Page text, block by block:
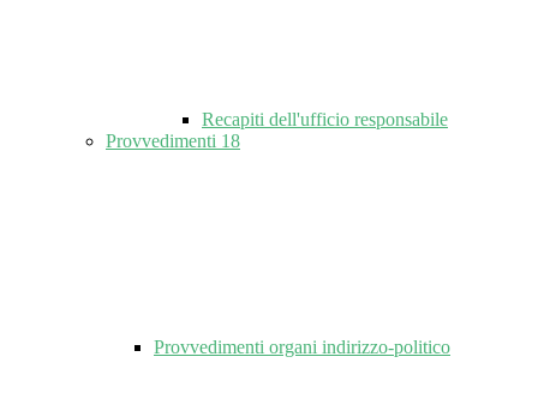
Recapiti dell'ufficio responsabile
Provvedimenti 18
Provvedimenti organi indirizzo-politico